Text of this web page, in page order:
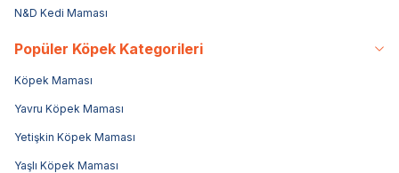
N&D Kedi Maması
Popüler Köpek Kategorileri
Köpek Maması
Yavru Köpek Maması
Yetişkin Köpek Maması
Yaşlı Köpek Maması